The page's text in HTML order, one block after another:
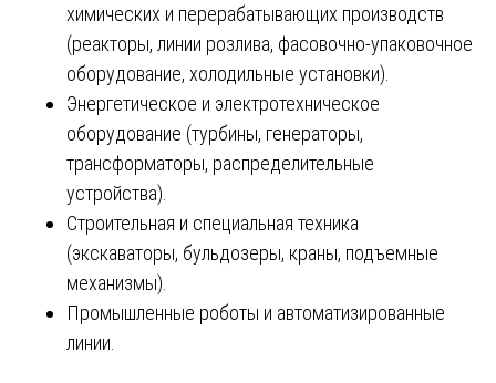
химических и перерабатывающих производств
(реакторы, линии розлива, фасовочно-упаковочное
оборудование, холодильные установки).
Энергетическое и электротехническое
оборудование (турбины, генераторы,
трансформаторы, распределительные
устройства).
Строительная и специальная техника
(экскаваторы, бульдозеры, краны, подъемные
механизмы).
Промышленные роботы и автоматизированные
линии.